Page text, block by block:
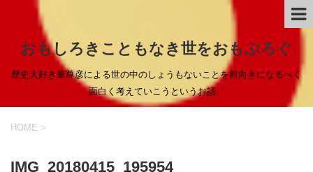
おもしろきこともなき世をおもぶろぐ
歴史大好き葦尊彦による世の中のしょうもないことを前向きになるべく
面白く考えていこうというお話。
HOME >
IMG_20180415_195954